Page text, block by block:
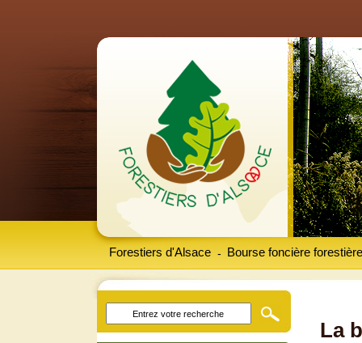
Forestiers d'Alsace Bourse foncière forestière
-
La